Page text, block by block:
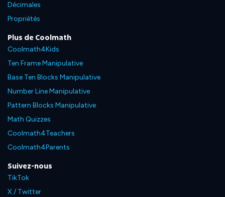
Décimales
Propriétés
Plus de Coolmath
Coolmath4Kids
Ten Frame Manipulative
Base Ten Blocks Manipulative
Number Line Manipulative
Pattern Blocks Manipulative
Math Quizzes
Coolmath4Teachers
Coolmath4Parents
Suivez-nous
TikTok
X / Twitter